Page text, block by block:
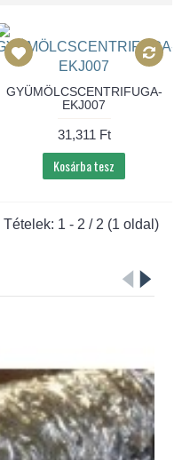
GYÜMÖLCSCENTRIFUGA-
EKJ007
31,311 Ft
Kosárba tesz
Tételek: 1 - 2 / 2 (1 oldal)